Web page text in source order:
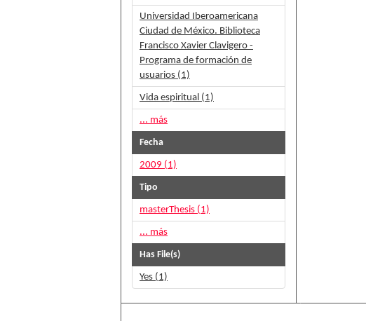
Universidad Iberoamericana
Ciudad de México. Biblioteca
Francisco Xavier Clavigero -
Programa de formación de
usuarios (1)
Vida espiritual (1)
... más
Fecha
2009 (1)
Tipo
masterThesis (1)
... más
Has File(s)
Yes (1)